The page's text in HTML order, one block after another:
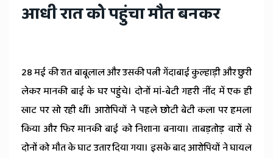
आधी रात को पहुंचा मौत बनकर
28 मई की रात बाबूलाल और उसकी पत्नी गेंदाबाई कुल्हाड़ी और छुरी
लेकर मानकी बाई के घर पहुंचे। दोनों मां-बेटी गहरी नींद में एक ही
खाट पर सो रही थीं। आरोपियों ने पहले छोटी बेटी कला पर हमला
किया और फिर मानकी बाई को निशाना बनाया। ताबड़तोड़ वारों से
दोनों को मौत के घाट उतार दिया गया। इसके बाद आरोपियों ने घायल